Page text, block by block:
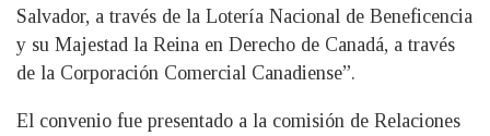
Salvador, a través de la Lotería Nacional de Beneficencia
y su Majestad la Reina en Derecho de Canadá, a través
de la Corporación Comercial Canadiense”.
El convenio fue presentado a la comisión de Relaciones